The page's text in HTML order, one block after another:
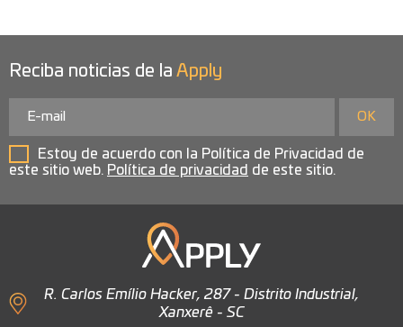
Reciba noticias de la Apply
Estoy de acuerdo con la Política de Privacidad de
este sitio web. Política de privacidad de este sitio.
R. Carlos Emílio Hacker, 287 - Distrito Industrial,
Xanxerê - SC